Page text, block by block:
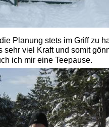
Planung stets im Griff zu
sehr viel Kraft und somit
ich mir eine Teepause.